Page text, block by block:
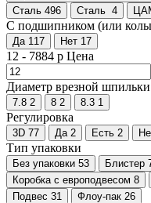
Сталь 496 Сталь 4
С подшипником (или
Да 117 Нет 17
12 - 7884 р Цена
Диаметр врезной шпильки
7.8 2 8 2 8.3 1
Регулировка
3D 77 Да 2 Есть 2
Тип упаковки
Без упаковки 53 Блистер
Коробка с европодвесом 8
Подвес 31 Флоу-пак 26